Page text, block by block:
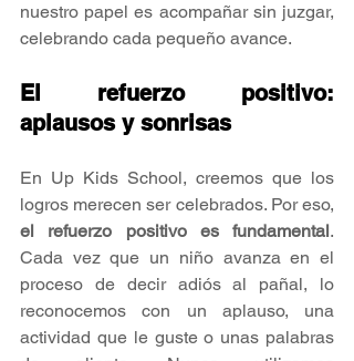
nuestro papel es acompañar sin juzgar,
celebrando cada pequeño avance.
El refuerzo positivo:
aplausos y sonrisas
En Up Kids School, creemos que los
el refuerzo positivo es fundamental.
Cada vez que un niño avanza en el
proceso de decir adiós al pañal, lo
reconocemos con un aplauso, una
actividad que le guste o unas palabras